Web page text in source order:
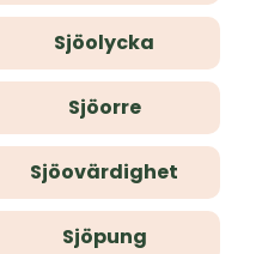
Sjöolycka
Sjöorre
Sjöovärdighet
Sjöpung